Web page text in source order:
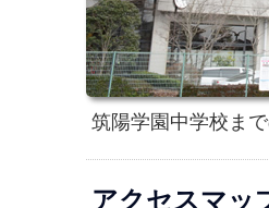
筑陽学園中学校ま
アクセスマッ